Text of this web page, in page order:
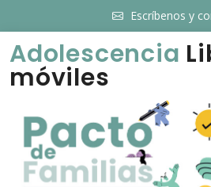
Escríbenos y
Adolescencia
móviles